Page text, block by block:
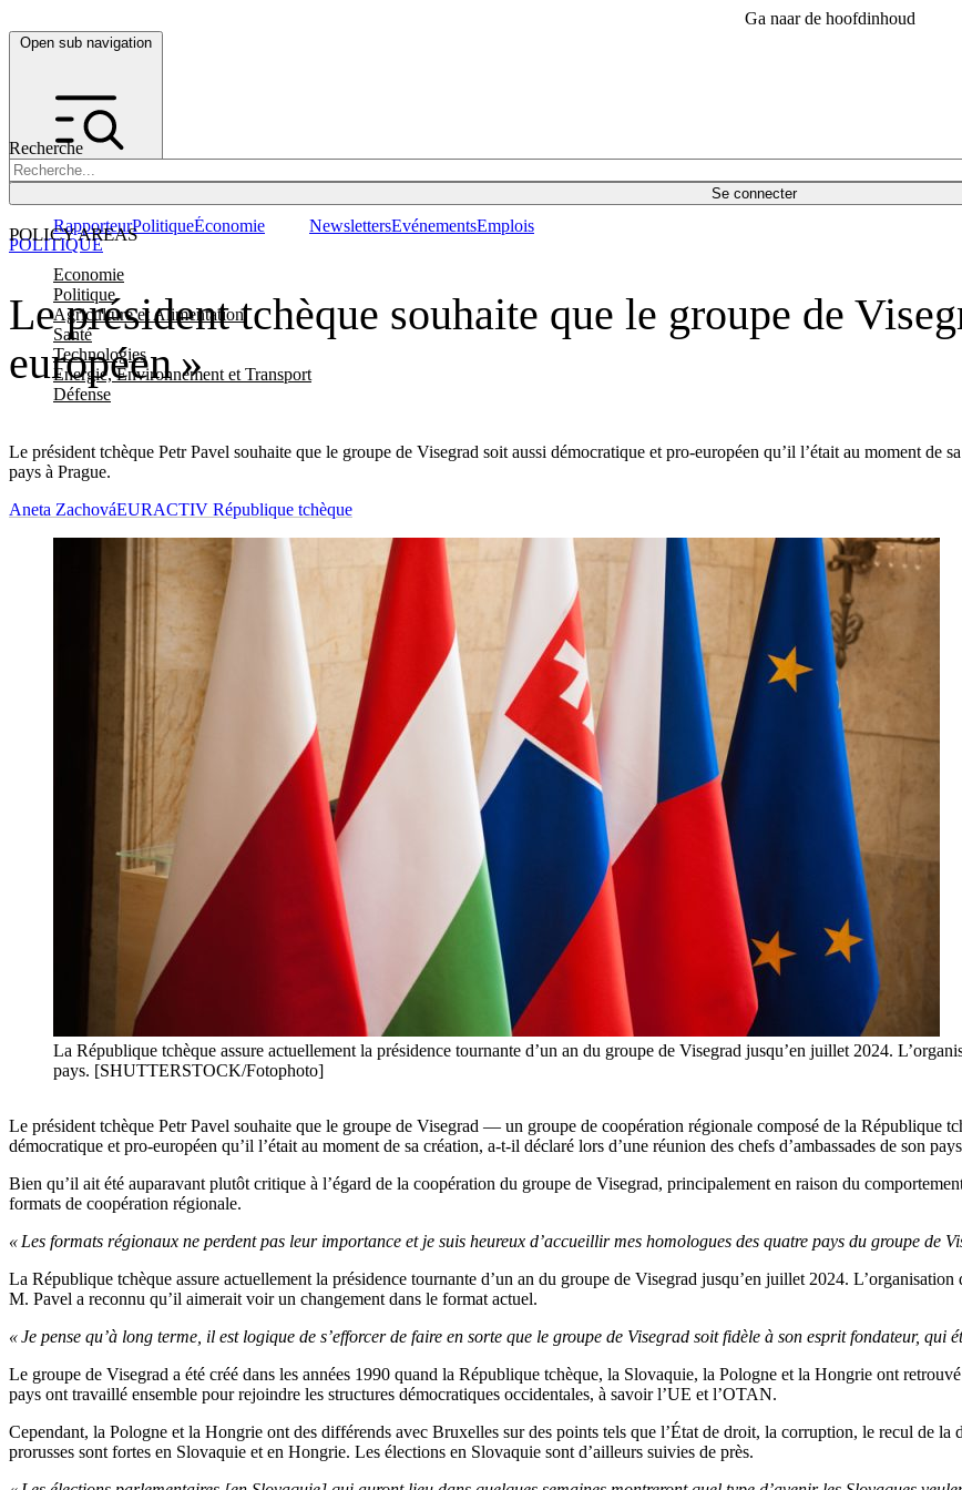
Ga naar de hoofdinhoud
Open sub navigation
Recherche
Se connecter
POLICY AREAS
Economie
Politique
Agriculture et Alimentation
Santé
Technologies
Energie, Environnement et Transport
Défense
RapporteurPolitiqueÉconomie NewslettersEvénementsEmplois
Le président tchèque souhaite que le groupe de
européen »
Le président tchèque Petr Pavel souhaite que le groupe de Visegrad soit aussi démocratique et pro-européen qu’il l’était au moment de
pays à Prague.
POLITIQUE
Aneta ZachováEURACTIV République tchèque
La République tchèque assure actuellement la présidence tournante d’un an du groupe de Visegrad jusqu’en juillet 2024.
pays. [SHUTTERSTOCK/Fotophoto]
Le président tchèque Petr Pavel souhaite que le groupe de Visegrad — un groupe de coopération régionale composé de la République
démocratique et pro-européen qu’il l’était au moment de sa création, a-t-il déclaré lors d’une réunion des chefs d’ambassades de son
Bien qu’il ait été auparavant plutôt critique à l’égard de la coopération du groupe de Visegrad, principalement en raison du
formats de coopération régionale.
« Les formats régionaux ne perdent pas leur importance et je suis heureux d’accueillir mes homologues des quatre pays du groupe de
La République tchèque assure actuellement la présidence tournante d’un an du groupe de Visegrad jusqu’en juillet 2024.
M. Pavel a reconnu qu’il aimerait voir un changement dans le format actuel.
« Je pense qu’à long terme, il est logique de s’efforcer de faire en sorte que le groupe de Visegrad soit fidèle à son esprit fondateur, qui
Le groupe de Visegrad a été créé dans les années 1990 quand la République tchèque, la Slovaquie, la Pologne et la Hongrie ont
pays ont travaillé ensemble pour rejoindre les structures démocratiques occidentales, à savoir l’UE et l’OTAN.
Cependant, la Pologne et la Hongrie ont des différends avec Bruxelles sur des points tels que l’État de droit, la corruption, le recul de la
prorusses sont fortes en Slovaquie et en Hongrie. Les élections en Slovaquie sont d’ailleurs suivies de près.